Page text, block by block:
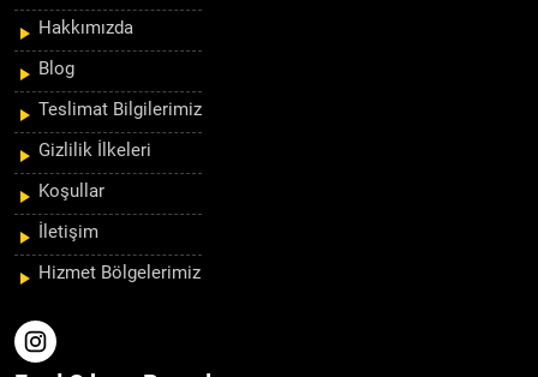
Hakkımızda
Blog
Teslimat Bilgilerimiz
Gizlilik İlkeleri
Koşullar
İletişim
Hizmet Bölgelerimiz